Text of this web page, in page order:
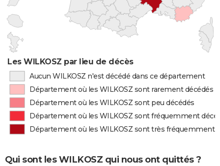
Les WILKOSZ par lieu de décès
Aucun WILKOSZ n'est décédé dans ce département
Département où les WILKOSZ sont rarement décédés
Département où les WILKOSZ sont peu décédés
Département où les WILKOSZ sont fréquemment
Département où les WILKOSZ sont très fréquemment
Qui sont les WILKOSZ qui nous ont quittés ?